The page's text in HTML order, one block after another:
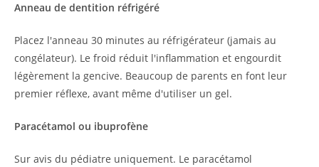
Anneau de dentition réfrigéré
Placez l'anneau 30 minutes au réfrigérateur (jamais au
congélateur). Le froid réduit l'inflammation et engourdit
légèrement la gencive. Beaucoup de parents en font leur
premier réflexe, avant même d'utiliser un gel.
Paracétamol ou ibuprofène
Sur avis du pédiatre uniquement. Le paracétamol